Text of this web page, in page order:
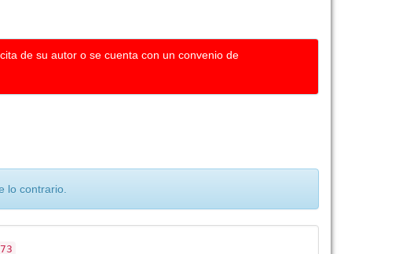
de su autor o se cuenta con un convenio de
lo contrario.